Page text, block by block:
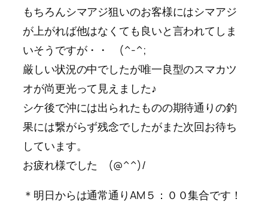
もちろんシマアジ狙いのお客様にはシマアジ
が上がれば他はなくても良いと言われてしま
いそうですが・・ (^-^;
厳しい状況の中でしたが唯一良型のスマカツ
オが尚更光って見えました♪
シケ後で沖には出られたものの期待通りの釣
果には繋がらず残念でしたがまた次回お待ち
しています。
お疲れ様でした (@^^)/
＊明日からは通常通りAM５：００集合です！